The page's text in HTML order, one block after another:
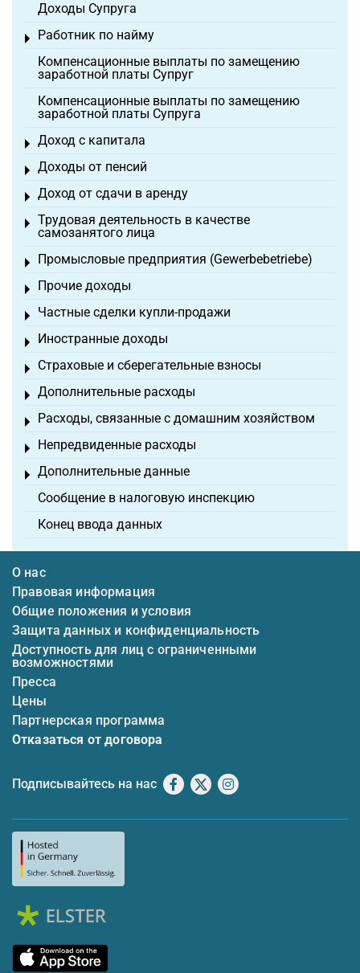
Доходы Супруга
Работник по найму
Toggle menu
Компенсационные выплаты по замещению
заработной платы Супруг
Компенсационные выплаты по замещению
заработной платы Супруга
Доход с капитала
Toggle menu
Доходы от пенсий
Toggle menu
Доход от сдачи в аренду
Toggle menu
Трудовая деятельность в качестве
самозанятого лица
Toggle menu
Промысловые предприятия (Gewerbebetriebe)
Toggle menu
Прочие доходы
Toggle menu
Частные сделки купли-продажи
Toggle menu
Иностранные доходы
Toggle menu
Страховые и сберегательные взносы
Toggle menu
Дополнительные расходы
Toggle menu
Расходы, связанные с домашним хозяйством
Toggle menu
Непредвиденные расходы
Toggle menu
Дополнительные данные
Toggle menu
Сообщение в налоговую инспекцию
Конец ввода данных
О нас
Правовая информация
Общие положения и условия
Защита данных и конфиденциальность
Доступность для лиц с ограниченными
возможностями
Пресса
Цены
Партнерская программа
Отказаться от договора
Подписывайтесь на нас Facebook
X Instagram